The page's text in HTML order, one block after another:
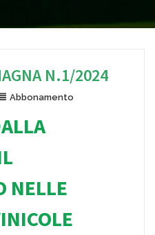
N.1/2024
Abbonamento
LA
NELLE